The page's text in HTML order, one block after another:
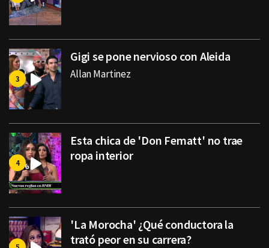
Gigi se pone nervioso con Aleida
Allan Martinez
Esta chica de 'Don Fematt' no trae
ropa interior
'La Morocha' ¿Qué conductora la
trató peor en su carrera?